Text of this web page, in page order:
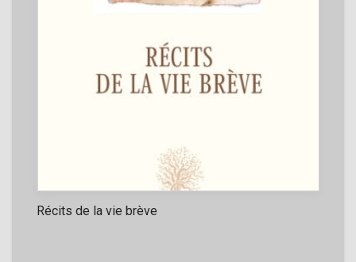
Récits de la vie brève